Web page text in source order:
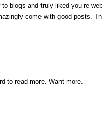
blogs and truly liked you’re
come with good posts.
to read more. Want more.